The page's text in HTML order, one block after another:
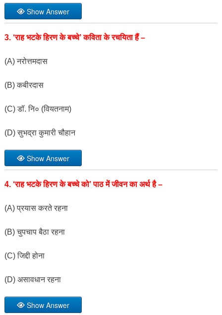
Show Answer
3. ‘राह भटके हिरण के बच्चे’ कविता के रचयिता हैं –
(A) नरोत्तमदास
(B) कबीरदास
(C) डॉ. नि० (वियतनाम)
(D) सुभद्रा कुमारी चौहान
Show Answer
4. ‘राह भटके हिरण के बच्चे को’ पाठ में जीवन का अर्थ है –
(A) प्रयास करते रहना
(B) चुपचाप बैठा रहना
(C) जिद्दी होना
(D) असावधान रहना
Show Answer